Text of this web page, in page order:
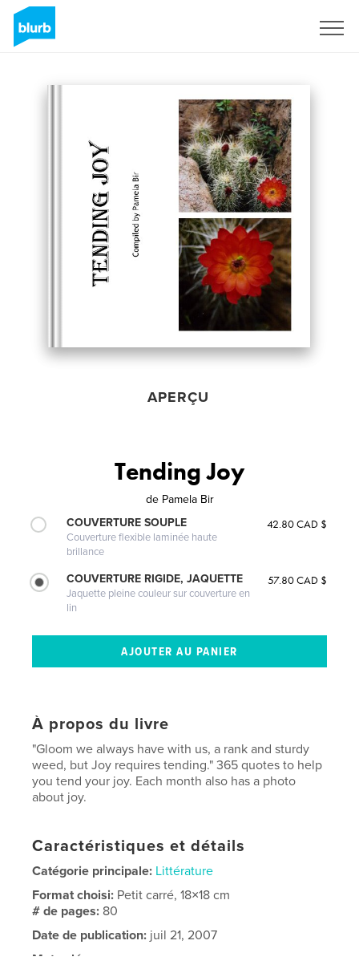
APERÇU
Tending Joy
de Pamela Bir
COUVERTURE SOUPLE
Couverture flexible laminée haute
brillance
42.80 CAD $
COUVERTURE RIGIDE, JAQUETTE
Jaquette pleine couleur sur couverture en
lin
57.80 CAD $
À propos du livre
"Gloom we always have with us, a rank and sturdy
weed, but Joy requires tending." 365 quotes to help
you tend your joy. Each month also has a photo
about joy.
Caractéristiques et détails
Catégorie principale: Littérature
Format choisi: Petit carré, 18×18 cm
# de pages: 80
Date de publication: juil 21, 2007
Mots-clés